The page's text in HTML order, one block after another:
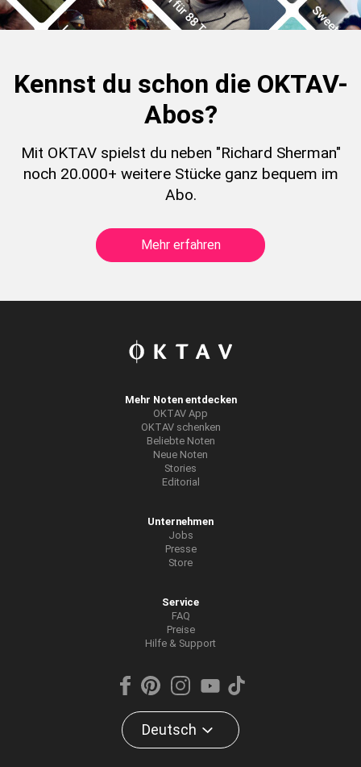
Kennst du schon die OKTAV-
Abos?
Mit OKTAV spielst du neben "Richard Sherman"
noch 20.000+ weitere Stücke ganz bequem im
Abo.
Mehr erfahren
Mehr Noten entdecken
OKTAV App
OKTAV schenken
Beliebte Noten
Neue Noten
Stories
Editorial
Unternehmen
Jobs
Presse
Store
Service
FAQ
Preise
Hilfe & Support
Deutsch